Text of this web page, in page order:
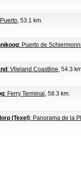
, 53.1 km.
: Puerto de
: Vlieland Coastline, 54.3
: Ferry Terminal , 58.3 km.
(Texel): Panorama de la